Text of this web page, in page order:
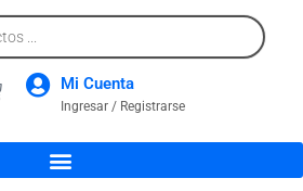
Mi Cuenta
Ingresar / Registrarse